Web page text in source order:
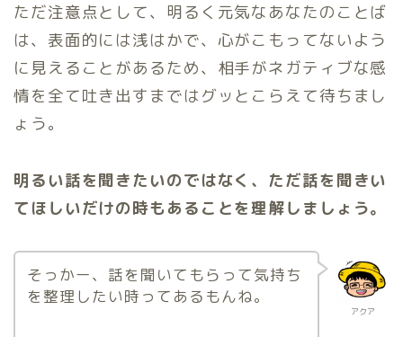
ただ注意点として、明るく元気なあなたのことば
は、表面的には浅はかで、心がこもってないよう
に見えることがあるため、相手がネガティブな感
情を全て吐き出すまではグッとこらえて待ちまし
ょう。
明るい話を聞きたいのではなく、ただ話を聞きい
てほしいだけの時もあることを理解しましょう。
アクア
そっかー、話を聞いてもらって気持ち
を整理したい時ってあるもんね。